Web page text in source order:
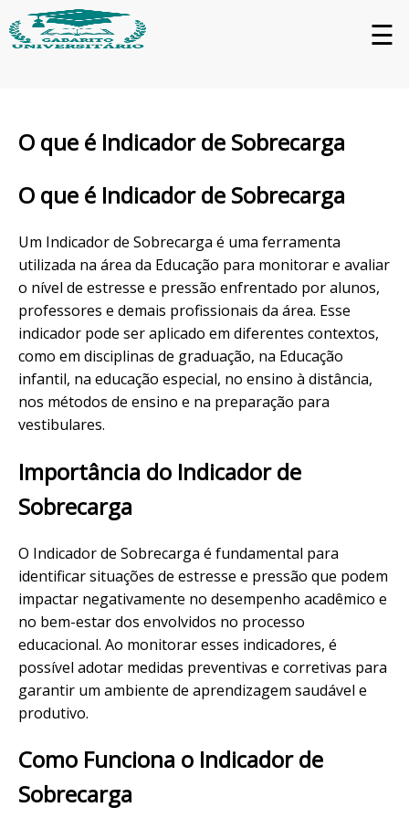
☰
O que é Indicador de Sobrecarga
O que é Indicador de Sobrecarga
Um Indicador de Sobrecarga é uma ferramenta
utilizada na área da Educação para monitorar e avaliar
o nível de estresse e pressão enfrentado por alunos,
professores e demais profissionais da área. Esse
indicador pode ser aplicado em diferentes contextos,
como em disciplinas de graduação, na Educação
infantil, na educação especial, no ensino à distância,
nos métodos de ensino e na preparação para
vestibulares.
Importância do Indicador de
Sobrecarga
O Indicador de Sobrecarga é fundamental para
identificar situações de estresse e pressão que podem
impactar negativamente no desempenho acadêmico e
no bem-estar dos envolvidos no processo
educacional. Ao monitorar esses indicadores, é
possível adotar medidas preventivas e corretivas para
garantir um ambiente de aprendizagem saudável e
produtivo.
Como Funciona o Indicador de
Sobrecarga